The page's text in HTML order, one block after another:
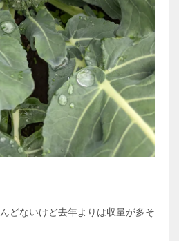
どないけど去年よりは収量が多そ